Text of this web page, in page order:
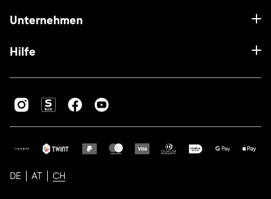
Unternehmen
Hilfe
DE AT CH